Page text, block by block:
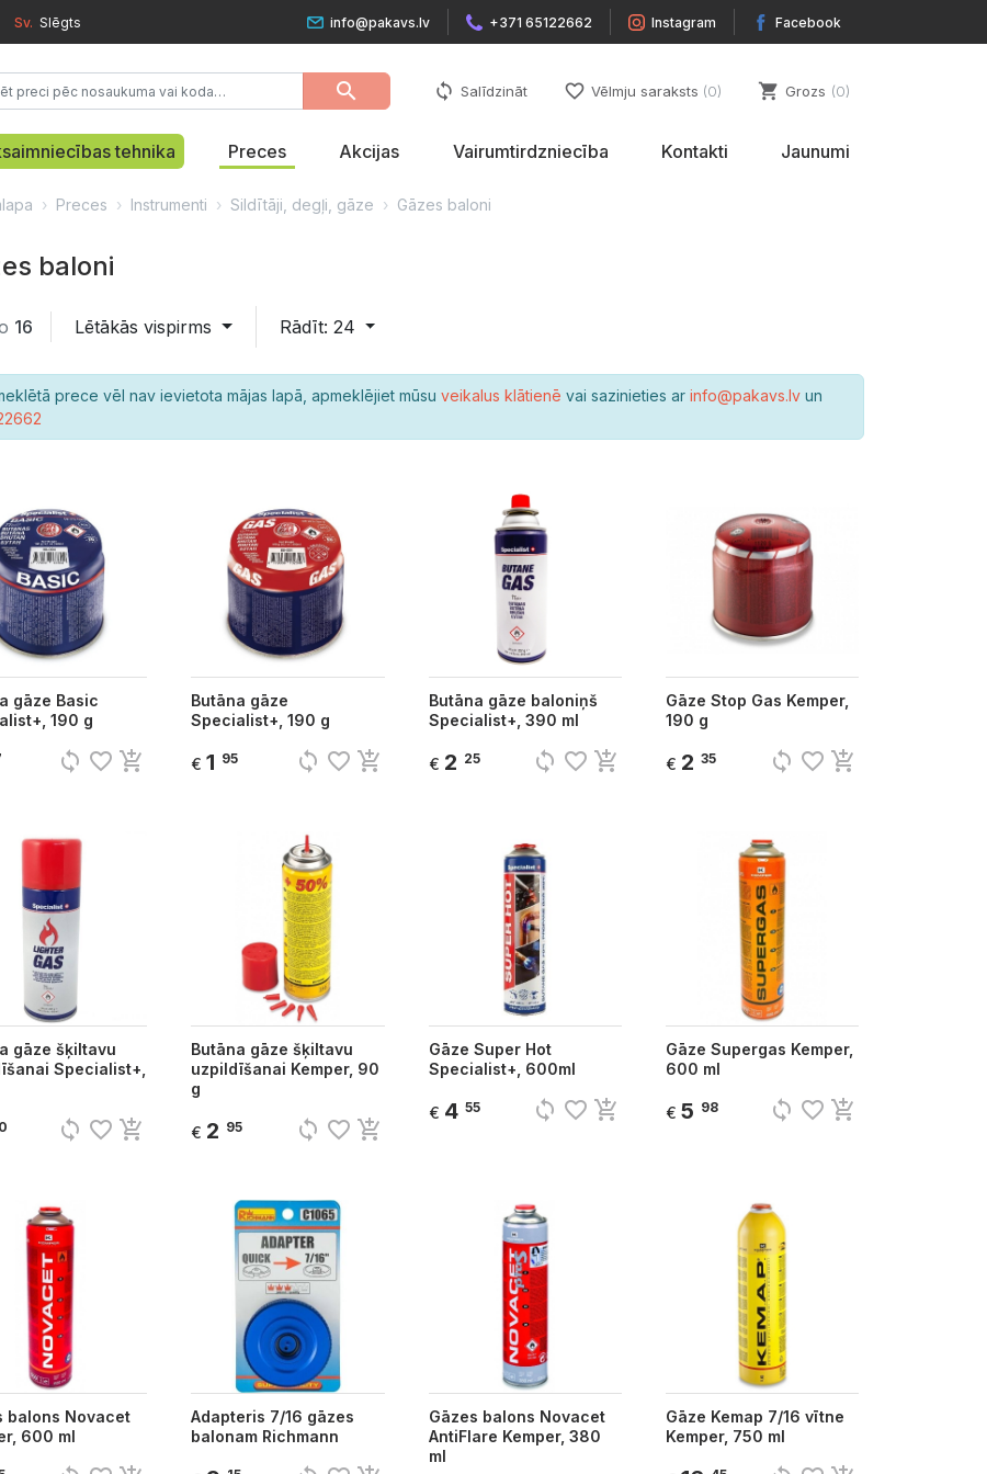
Sv. Slēgts info@pakavs.lv +371 65122662 Instagram Facebook
search sync Salīdzināt favorite_border Vēlmju saraksts 0 shopping_cart Grozs 0
tehnika Preces Akcijas Vairumtirdzniecība Kontakti Jaunumi
Preces Instrumenti Sildītāji, degļi, gāze Gāzes baloni
baloni
16 Lētākās vispirms Rādīt: 24
prece vēl nav ievietota mājas lapā, apmeklējiet mūsu veikalus klātienē vai sazinieties ar info@pakavs.lv un
gāze Basic
190 g
sync favorite_border add_shopping_cart
Butāna gāze
Specialist+, 190 g
€ 1 95 sync favorite_border add_shopping_cart
Butāna gāze baloniņš
Specialist+, 390 ml
€ 2 25 sync favorite_border add_shopping_cart
Gāze Stop Gas Kemper,
190 g
€ 2 35 sync favorite_border add_shopping_cart
gāze šķiltavu
Specialist+,
sync favorite_border add_shopping_cart
Butāna gāze šķiltavu
uzpildīšanai Kemper, 90
g
€ 2 95 sync favorite_border add_shopping_cart
Gāze Super Hot
Specialist+, 600ml
€ 4 55 sync favorite_border add_shopping_cart
Gāze Supergas Kemper,
600 ml
€ 5 98 sync favorite_border add_shopping_cart
balons Novacet
600 ml
Adapteris 7/16 gāzes
balonam Richmann
Gāzes balons Novacet
AntiFlare Kemper, 380
ml
Gāze Kemap 7/16 vītne
Kemper, 750 ml